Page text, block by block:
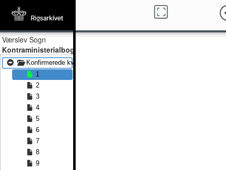
Værslev Sogn
Kontraministerialbog
Konfirmerede kvinder 1815 - Konfirmerede kvinder 1838
1
2
3
4
5
6
7
8
9